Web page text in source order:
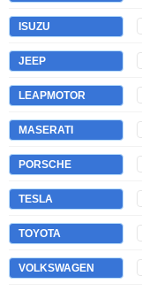
ISUZU
JEEP
LEAPMOTOR
MASERATI
PORSCHE
TESLA
TOYOTA
VOLKSWAGEN